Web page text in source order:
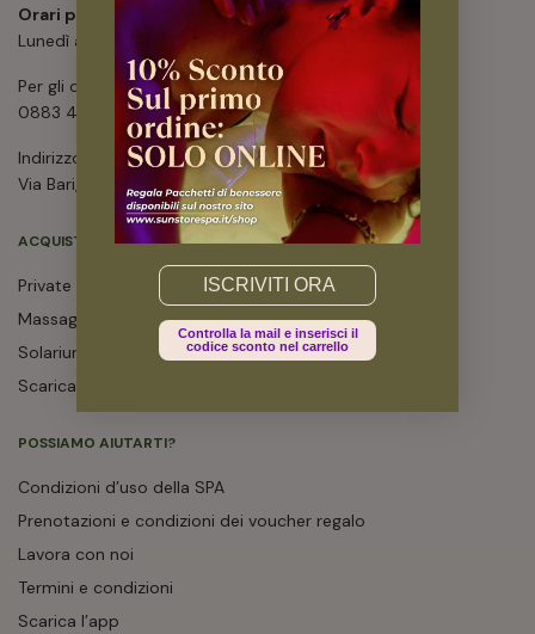
Orari percorsi benessere
Lunedì a sabato 08:30 – 20:30 (orario continuato)
Per gli ordini effettuati online
0883 400547
Indirizzo Sun Store Spa
Via Bari, 39 – Trani
ACQUISTA SUL NOSTRO SHOP
Private SPA
Massaggi
Solarium
Scarica l’app
POSSIAMO AIUTARTI?
Condizioni d’uso della SPA
Prenotazioni e condizioni dei voucher regalo
Lavora con noi
Termini e condizioni
Scarica l’app
Email
Controlla la mail e inserisci il
codice sconto nel carrello